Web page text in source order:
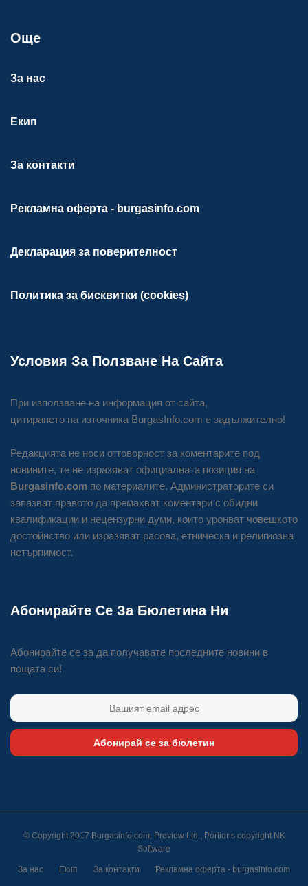
Още
За нас
Екип
За контакти
Рекламна оферта - burgasinfo.com
Декларация за поверителност
Политика за бисквитки (cookies)
Условия За Ползване На Сайта
При използване на информация от сайта,
цитирането на източника BurgasInfo.com е задължително!
Редакцията не носи отговорност за коментарите под
новините, те не изразяват официалната позиция на
Burgasinfo.com по материалите. Администраторите си
запазват правото да премахват коментари с обидни
квалификации и нецензурни думи, които уронват човешкото
достойнство или изразяват расова, етническа и религиозна
нетърпимост.
Абонирайте Се За Бюлетина Ни
Абонирайте се за да получавате последните новини в
пощата си!
Абонирай се за бюлетин
© Copyright 2017 Burgasinfo.com, Preview Ltd., Portions copyright NK
Software
За нас Екип За контакти Рекламна оферта - burgasinfo.com